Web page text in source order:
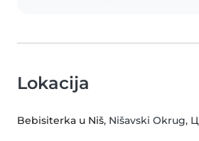
Lokacija
Bebisiterka u Niš, Nišavski Okrug,